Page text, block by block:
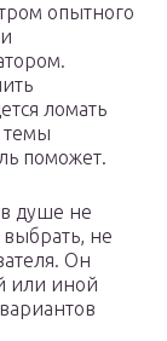
опытного
ломать
темы
поможет.
душе не
не
Он
или иной